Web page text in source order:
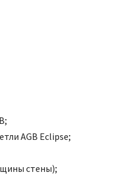
AGB Eclipse;
стены);